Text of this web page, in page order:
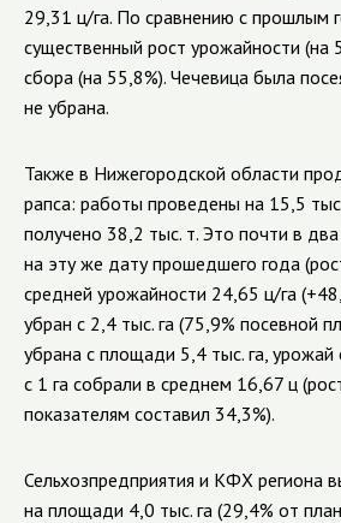
29,31 ц/га. По сравнению с прошлым
существенный рост урожайности (на
сбора (на 55,8%). Чечевица была
не убрана.
Также в Нижегородской области
рапса: работы проведены на 15,5
получено 38,2 тыс. т. Это почти в
на эту же дату прошедшего года
средней урожайности 24,65 ц/га
убран с 2,4 тыс. га (75,9% посевной
убрана с площади 5,4 тыс. га, урожай
с 1 га собрали в среднем 16,67 ц
показателям составил 34,3%).
Сельхозпредприятия и КФХ региона
на площади 4,0 тыс. га (29,4% от